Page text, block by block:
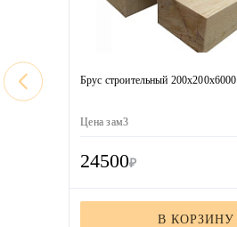
Брус строительный 200х200х6000
Цена зам3
24500₽
В КОРЗИНУ